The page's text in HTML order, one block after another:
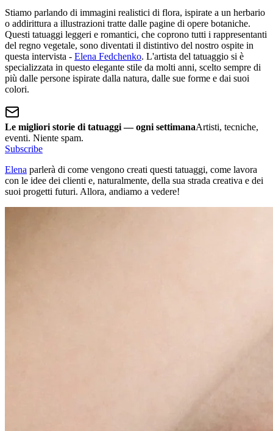
Stiamo parlando di immagini realistici di flora, ispirate a un herbario
o addirittura a illustrazioni tratte dalle pagine di opere botaniche.
Questi tatuaggi leggeri e romantici, che coprono tutti i rappresentanti
del regno vegetale, sono diventati il distintivo del nostro ospite in
questa intervista - Elena Fedchenko. L'artista del tatuaggio si è
specializzata in questo elegante stile da molti anni, scelto sempre di
più dalle persone ispirate dalla natura, dalle sue forme e dai suoi
colori.
Le migliori storie di tatuaggi — ogni settimanaArtisti, tecniche,
eventi. Niente spam.
Subscribe
Elena parlerà di come vengono creati questi tatuaggi, come lavora
con le idee dei clienti e, naturalmente, della sua strada creativa e dei
suoi progetti futuri. Allora, andiamo a vedere!